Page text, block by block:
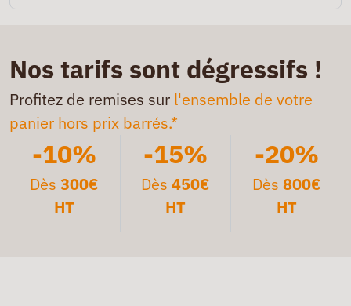
Nos tarifs sont dégressifs !
Profitez de remises sur l'ensemble de votre
panier hors prix barrés.*
-10%
Dès300€
HT
-15%
Dès 450€
HT
-20%
Dès 800€
HT